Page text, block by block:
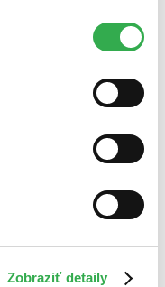
všetky tieto
Zobraziť detaily